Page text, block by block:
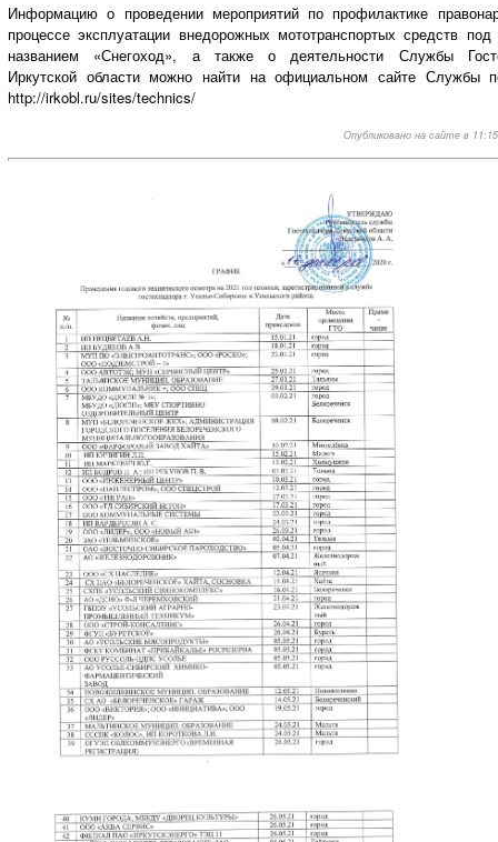
Информацию о проведении мероприятий по профилактике
процессе эксплуатации внедорожных мототранспортых средств
названием «Снегоход», а также о деятельности Службы
Иркутской области можно найти на официальном сайте Службы
http://irkobl.ru/sites/technics/
Опубликовано на сайте в